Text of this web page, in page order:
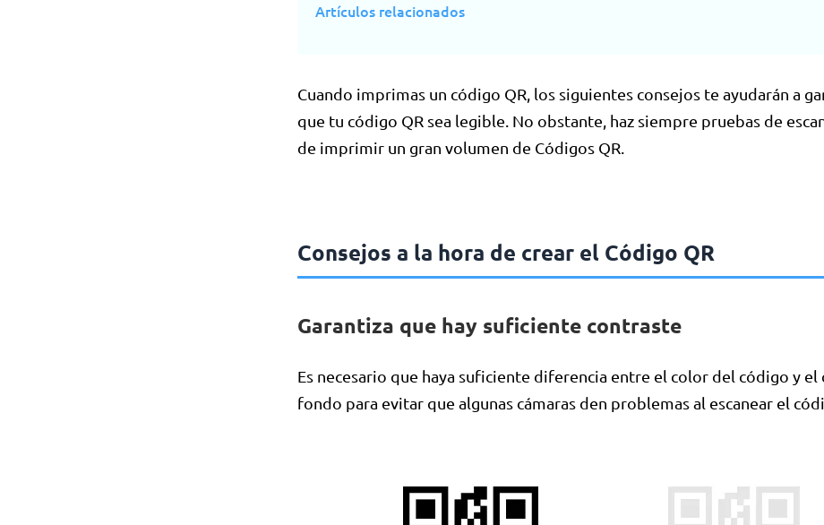
Artículos relacionados
Cuando imprimas un código QR, los siguientes consejos te ayudarán a
que tu código QR sea legible. No obstante, haz siempre pruebas de
de imprimir un gran volumen de Códigos QR.
Consejos a la hora de crear el Código QR
Garantiza que hay suficiente contraste
Es necesario que haya suficiente diferencia entre el color del código y el
fondo para evitar que algunas cámaras den problemas al escanear el